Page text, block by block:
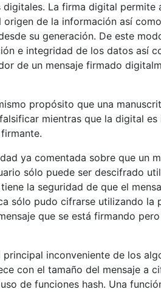
La firma digital permite
de la información así
su generación. De este
e integridad de los datos así
de un mensaje firmado
propósito que una
mientras que la digital
ya comentada sobre que un
sólo puede ser descifrado
la seguridad de que el
sólo pudo cifrarse utilizando la
que se está firmando
inconveniente de los
con el tamaño del mensaje a
de funciones hash. Una